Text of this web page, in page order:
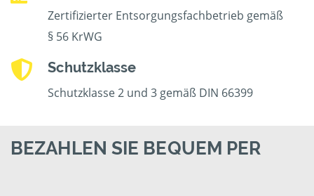
Zertifizierter Entsorgungsfachbetrieb gemäß
§ 56 KrWG
Schutzklasse
Schutzklasse 2 und 3 gemäß DIN 66399
BEZAHLEN SIE BEQUEM PER